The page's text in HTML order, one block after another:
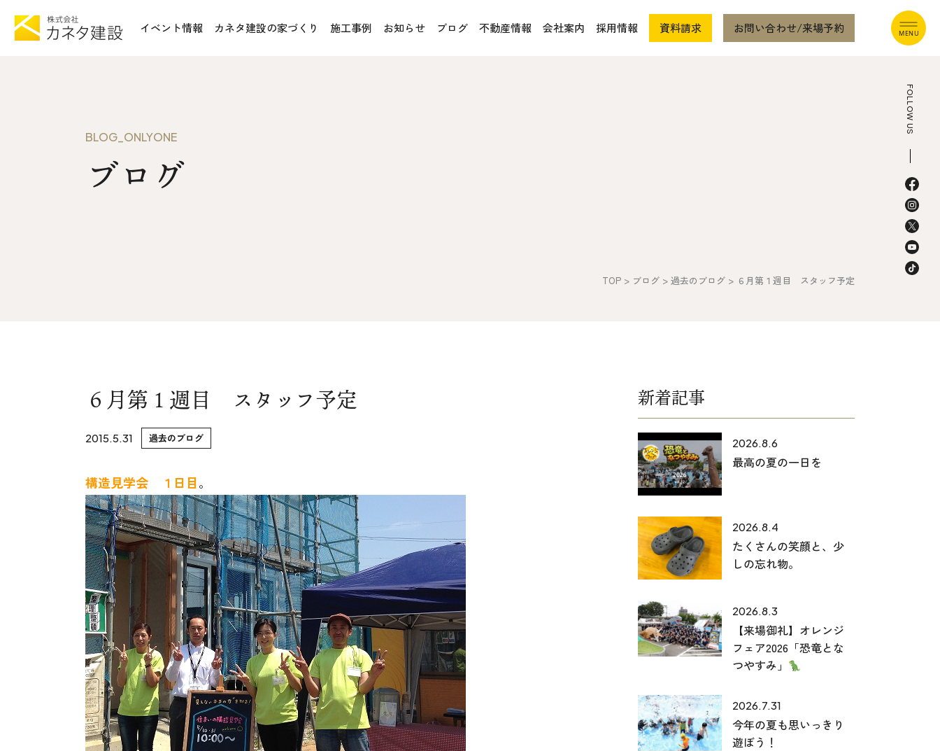
カネタ建設の家づくり
Liie (エルイーエ)
Liieが大切にする10のこと
ブログ
上越店
イベント情報 カネタ建設の家づくり 施工事例 お知らせ ブログ 不動産情報 会社案内 採用情報 資料請求 お問い合わせ/来場予約
FOLLOW US
BLOG_ONLYONE
ブログ
TOP > ブログ > 過去のブログ > ６月第１週目 スタッフ予定
６月第１週目 スタッフ予定
2015.5.31 過去のブログ
構造見学会 １日目。
新着記事
2026.8.6
最高の夏の一日を
2026.8.4
たくさんの笑顔と、少
しの忘れ物。
2026.8.3
【来場御礼】オレンジ
フェア2026「恐竜とな
つやすみ」
2026.7.31
今年の夏も思いっきり
遊ぼう！